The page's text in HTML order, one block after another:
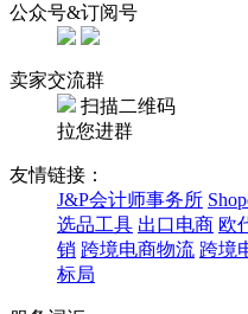
公众号&订阅号
卖家交流群
扫描二维码
拉您进群
友情链接：
J&P会计师事务所
选品工具 出口电商 欧
销 跨境电商物流 跨境
标局